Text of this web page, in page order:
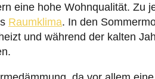
eine hohe Wohnqualität. Zu
Raumklima. In den
und während der kalten